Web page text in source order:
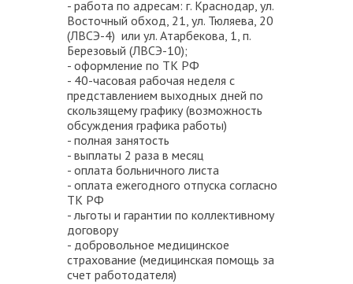
- работа по адресам: г. Краснодар, ул.
Восточный обход, 21, ул. Тюляева, 20
(ЛВСЭ-4) или ул. Атарбекова, 1, п.
Березовый (ЛВСЭ-10);
- оформление по ТК РФ
- 40-часовая рабочая неделя с
представлением выходных дней по
скользящему графику (возможность
обсуждения графика работы)
- полная занятость
- выплаты 2 раза в месяц
- оплата больничного листа
- оплата ежегодного отпуска согласно
ТК РФ
- льготы и гарантии по коллективному
договору
- добровольное медицинское
страхование (медицинская помощь за
счет работодателя)